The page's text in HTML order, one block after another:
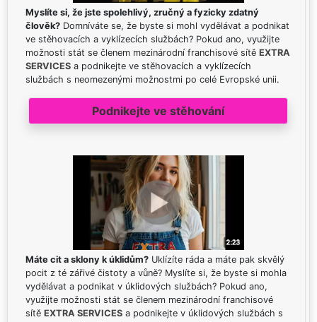
Myslíte si, že jste spolehlivý, zručný a fyzicky zdatný
člověk? Domníváte se, že byste si mohl vydělávat a podnikat
ve stěhovacích a vyklízecích službách? Pokud ano, využijte
možnosti stát se členem mezinárodní franchisové sítě EXTRA
SERVICES a podnikejte ve stěhovacích a vyklízecích
službách s neomezenými možnostmi po celé Evropské unii.
Podnikejte ve stěhování
Máte cit a sklony k úklidům? Uklízíte ráda a máte pak skvělý
pocit z té zářivé čistoty a vůně? Myslíte si, že byste si mohla
vydělávat a podnikat v úklidových službách? Pokud ano,
využijte možnosti stát se členem mezinárodní franchisové
sítě EXTRA SERVICES a podnikejte v úklidových službách s